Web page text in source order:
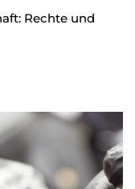
Rechte und